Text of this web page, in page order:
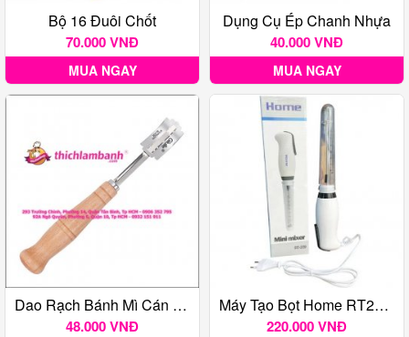
Bộ 16 Đuôi Chốt
70.000 VNĐ
MUA NGAY
Dụng Cụ Ép Chanh Nhựa
40.000 VNĐ
MUA NGAY
Dao Rạch Bánh Mì Cán Gỗ
48.000 VNĐ
Máy Tạo Bọt Home RT209 Cắm Điện
220.000 VNĐ